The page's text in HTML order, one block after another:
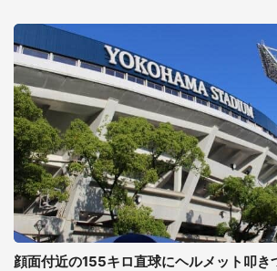
顔面付近の155キロ直球にヘルメット叩き